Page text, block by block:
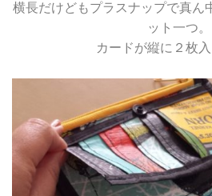
横長だけどもプラスナップで真ん
ット一つ。
カードが縦に２枚入